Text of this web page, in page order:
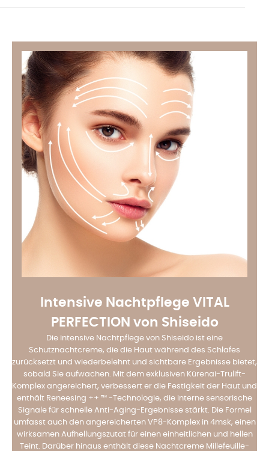
Intensive Nachtpflege VITAL
PERFECTION von Shiseido
Die intensive Nachtpflege von Shiseido ist eine
Schutznachtcreme, die die Haut während des Schlafes
zurücksetzt und wiederbelehnt und sichtbare Ergebnisse bietet,
sobald Sie aufwachen. Mit dem exklusiven Kürenai-Trulift-
Komplex angereichert, verbessert er die Festigkeit der Haut und
enthält Reneesing ++ ™ -Technologie, die interne sensorische
Signale für schnelle Anti-Aging-Ergebnisse stärkt. Die Formel
umfasst auch den angereicherten VP8-Komplex in 4msk, einen
wirksamen Aufhellungszutat für einen einheitlichen und hellen
Teint. Darüber hinaus enthält diese Nachtcreme Millefeuille-